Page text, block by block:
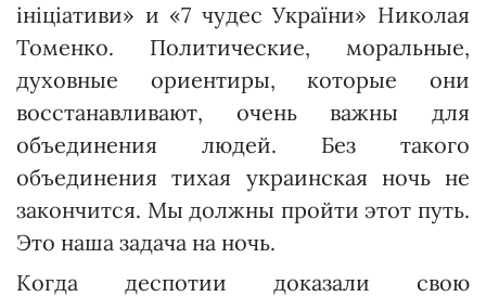
ініціативи» и «7 чудес України» Николая
Томенко. Политические, моральные,
духовные ориентиры, которые они
восстанавливают, очень важны для
объединения людей. Без такого
объединения тихая украинская ночь не
закончится. Мы должны пройти этот путь.
Это наша задача на ночь.
Когда деспотии доказали свою